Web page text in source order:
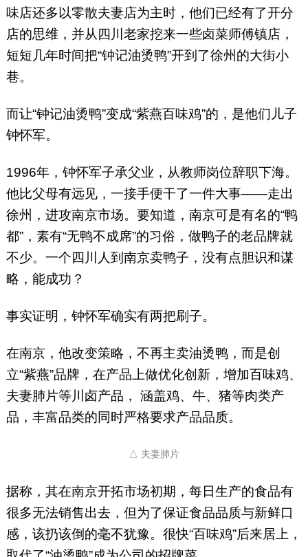
味店还多以零散夫妻店为主时，他们已经有了开分
店的思维，并从四川老家挖来一些卤菜师傅镇店，
短短几年时间把“钟记油烫鸭”开到了徐州的大街小
巷。
而让“钟记油烫鸭”变成“紫燕百味鸡”的，是他们儿子
钟怀军。
1996年，钟怀军子承父业，从教师岗位辞职下海。
他比父母有远见，一接手便干了一件大事——走出
徐州，进攻南京市场。要知道，南京可是有名的“鸭
都”，素有“无鸭不成席”的习俗，做鸭子的老品牌就
不少。一个四川人到南京卖鸭子，没有点胆识和谋
略，能成功？
事实证明，钟怀军确实有两把刷子。
在南京，他改变策略，不再主卖油烫鸭，而是创
立“紫燕”品牌，在产品上做优化创新，增加百味鸡、
夫妻肺片等川卤产品， 涵盖鸡、牛、猪等肉类产
品，丰富品类的同时严格要求产品品质。
△ 夫妻肺片
据称，其在南京开拓市场初期，每日生产的食品有
很多无法销售出去，但为了保证食品品质与新鲜口
感，该扔该倒的毫不犹豫。很快“百味鸡”后来居上，